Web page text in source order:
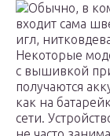
Обычно, в
входит сама
игл,
Некоторые
с вышивкой
получаются
как на
сети.